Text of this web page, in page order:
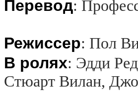
Перевод:
Режиссер: Пол
В ролях: Эдди
Стюарт Вилан,